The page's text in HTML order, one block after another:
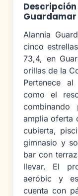
Guardamar
Alannia
cinco
73,4, en
orillas de la
Pertenece
como el
amplia oferta
cubierta,
gimnasio y
bar con
llevar. El
aeróbic y
cuenta con